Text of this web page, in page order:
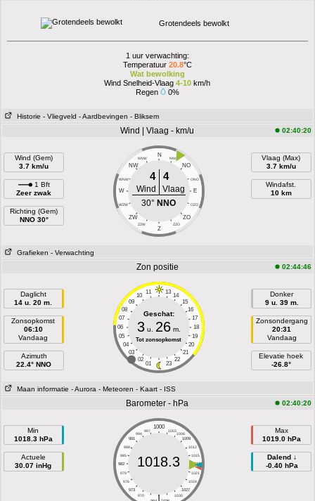
Grotendeels bewolkt
1 uur verwachting:
Temperatuur 20.8°C
Wat bewolking
Wind Snelheid-Vlaag 4-10 km/h
Regen
0%
Historie - Vliegveld - Aardbevingen - Bliksem
Wind | Vlaag - km/u 02:40:20
Wind (Gem)
3.7 km/u
1 Bft
Zeer zwak
Richting (Gem)
NNO 30°
N
NNW NNO
NW NO
WNW ONO
W E
WZW OZO
ZW ZO
ZZW ZZO
Z
4 4
Wind
Vlaag
30° NNO
Vlaag (Max)
3.7 km/u
Windafst.
10 km
Grafieken - Verwachting
Zon positie 02:44:46
Daglicht
14 u. 20 m.
Zonsopkomst
06:10
Vandaag
Azimuth
22.4° NNO
11 13
10
14
09
15
08
16
07
17
06
18
05
19
04
20
03
21
02
22
01 23
Geschat:
3u. 26m.
Tot zonsopkomst
Donker
9 u. 39 m.
Zonsondergang
20:31
Vandaag
Elevatie hoek
-26.8°
Maan informatie - Aurora - Meteoren - Kaart - ISS
Barometer - hPa 02:40:20
Min
1018.3 hPa
Actuele
30.07 inHg
1000
997 1003
994
1006
991
1009
988
1012
985
1015
982
1018
979
1021
976
1024
973
1027
970
1030
|
1018.3
Max
1019.0 hPa
Dalend ↓
-0.40 hPa